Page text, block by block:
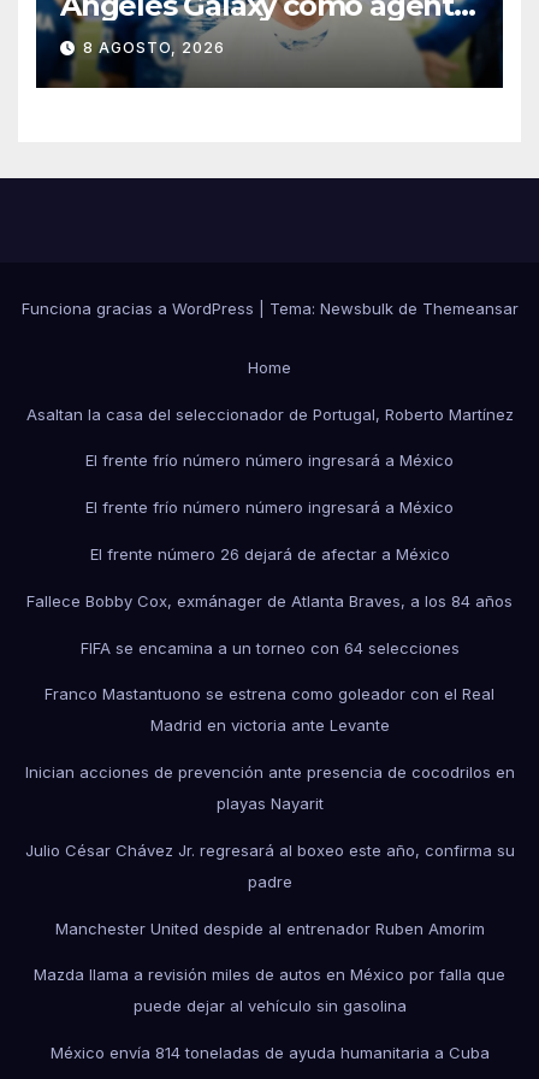
libre hasta 2028
8 AGOSTO, 2026
Funciona gracias a WordPress Tema: Newsbulkde Themeansar
Home
Asaltan la casa del seleccionador de Portugal, Roberto Martínez
El frente frío número número ingresará a México
El frente frío número número ingresará a México
El frente número 26 dejará de afectar a México
Fallece Bobby Cox, exmánager de Atlanta Braves, a los 84 años
FIFA se encamina a un torneo con 64 selecciones
Franco Mastantuono se estrena como goleador con el Real
Madrid en victoria ante Levante
Inician acciones de prevención ante presencia de cocodrilos en
playas Nayarit
Julio César Chávez Jr. regresará al boxeo este año, confirma su
padre
Manchester United despide al entrenador Ruben Amorim
Mazda llama a revisión miles de autos en México por falla que
puede dejar al vehículo sin gasolina
México envía 814 toneladas de ayuda humanitaria a Cuba